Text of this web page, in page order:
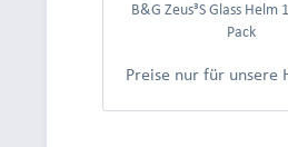
B&G Zeus³S Glass Helm
Pack
Preise nur für unsere